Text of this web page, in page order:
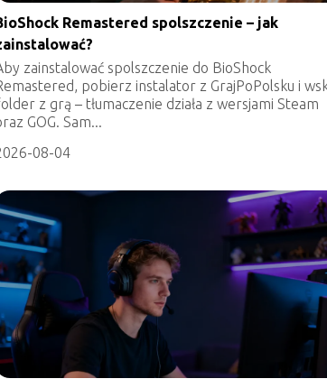
Remastered spolszczenie – jak
zainstalować spolszczenie do BioShock
pobierz instalator z GrajPoPolsku i
z grą – tłumaczenie działa z wersjami Steam
GOG. Sam...
08-04